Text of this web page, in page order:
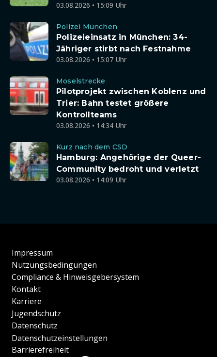
03.08.2026 • 15:09 Uhr
Polizei München
Polizeieinsatz in München: 34-
Jähriger stirbt nach Festnahme
03.08.2026 • 15:07 Uhr
Moselstrecke
Pilotprojekt zwischen Koblenz und
Trier: Bahn testet größere
Kontrollteams
03.08.2026 • 14:34 Uhr
Kurz nach dem CSD
Hamburg: Angehörige der Queer-
Community bedroht und verletzt
03.08.2026 • 14:09 Uhr
Impressum
Nutzungsbedingungen
Compliance & Hinweisgebersystem
Kontakt
Karriere
Jugendschutz
Datenschutz
Datenschutzeinstellungen
Barrierefreiheit